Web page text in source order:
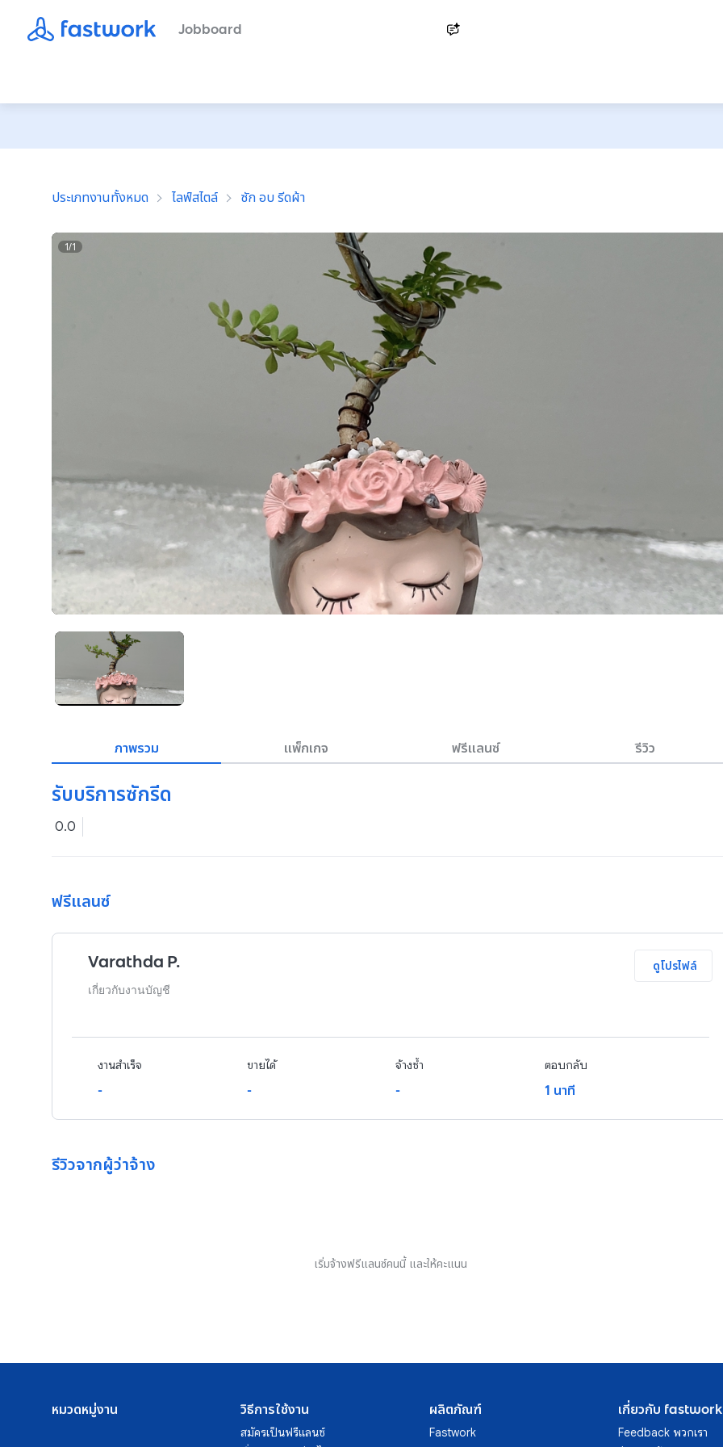
Jobboard
ประเภทงานทั้งหมด ไลฟ์สไตล์ ซัก อบ รีดผ้า
1/1
ภาพรวม แพ็กเกจ ฟรีแลนซ์ รีวิว
รับบริการซักรีด
0.0
ฟรีแลนซ์
Varathda P.
เกี่ยวกับงานบัญชี
ดูโปรไฟล์
งานสำเร็จ
-
ขายได้
-
จ้างซ้ำ
-
ตอบกลับ
1 นาที
รีวิวจากผู้ว่าจ้าง
เริ่มจ้างฟรีแลนซ์คนนี้ และให้คะแนน
หมวดหมู่งาน วิธีการใช้งาน
สมัครเป็นฟรีแลนซ์
ผลิตภัณฑ์
Fastwork
เกี่ยวกับ fastwork
Feedback พวกเรา